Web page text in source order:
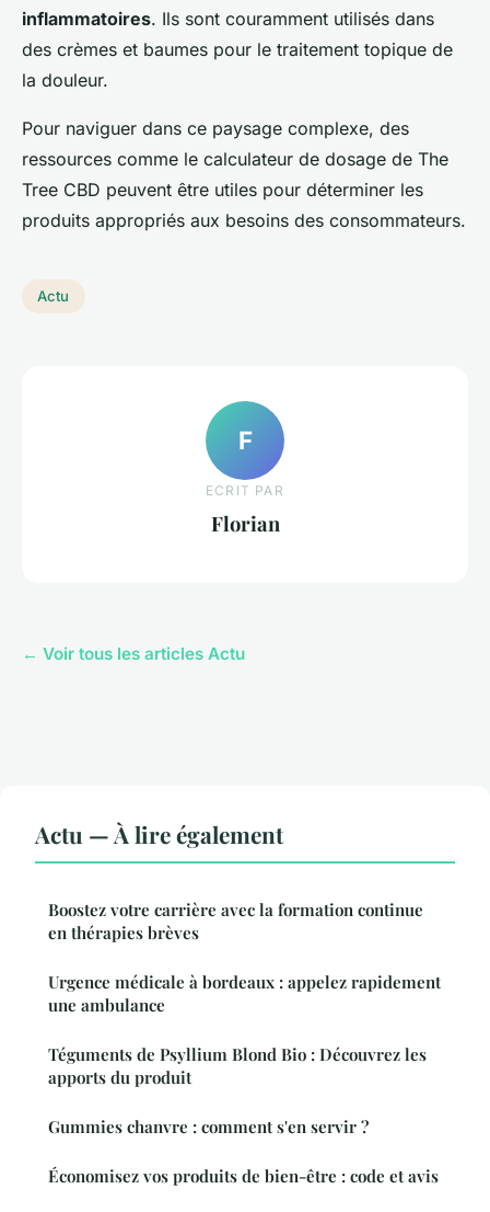
inflammatoires. Ils sont couramment utilisés dans
des crèmes et baumes pour le traitement topique de
la douleur.
Pour naviguer dans ce paysage complexe, des
ressources comme le calculateur de dosage de The
Tree CBD peuvent être utiles pour déterminer les
produits appropriés aux besoins des consommateurs.
Actu
F
ECRIT PAR
Florian
← Voir tous les articles Actu
Actu — À lire également
Boostez votre carrière avec la formation continue
en thérapies brèves
Urgence médicale à bordeaux : appelez rapidement
une ambulance
Téguments de Psyllium Blond Bio : Découvrez les
apports du produit
Gummies chanvre : comment s'en servir ?
Économisez vos produits de bien-être : code et avis